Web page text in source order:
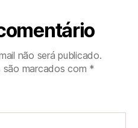
não será publicado.
são marcados com *